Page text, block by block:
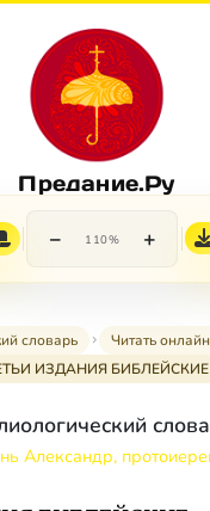
Предание.Ру
− 110% +
словарь Читать онлайн
ИЗДАНИЯ БИБЛЕЙСКИЕ
Александр,